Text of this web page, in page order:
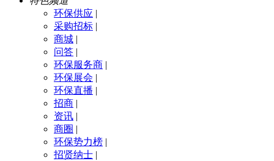
环保供应 |
采购招标 |
商城 |
问答 |
环保服务商 |
环保展会 |
环保直播 |
招商 |
资讯 |
商圈 |
环保势力榜 |
招贤纳士 |